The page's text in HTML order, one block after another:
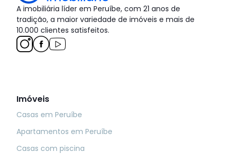
A imobiliária líder em Peruíbe, com 21 anos de
tradição, a maior variedade de imóveis e mais de
10.000 clientes satisfeitos.
Imóveis
Casas em Peruíbe
Apartamentos em Peruíbe
Casas com piscina